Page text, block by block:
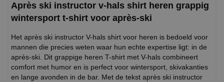
Après ski instructor v-hals shirt heren grappig
wintersport t-shirt voor après-ski
Het après ski instructor V-hals shirt voor heren is bedoeld voor
mannen die precies weten waar hun echte expertise ligt: in de
après-ski. Dit grappige heren T-shirt met V-hals combineert
comfort met humor en is perfect voor wintersport, skivakanties
en lange avonden in de bar. Met de tekst après ski instructor